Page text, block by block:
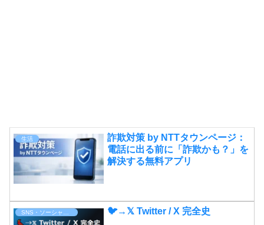
生活
詐欺対策 by NTTタウンページ：
電話に出る前に「詐欺かも？」を
解決する無料アプリ
SNS・ソーシャルメディア 🐦→𝕏 Twitter / X 完全史